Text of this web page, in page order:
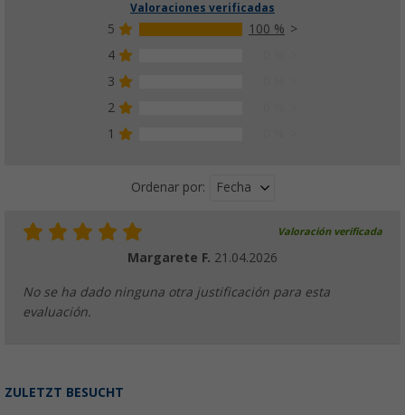
Valoraciones verificadas
5
100 %
4
3
2
1
Ordenar por: Fecha
Valoración verificada
Margarete F. 21.04.2026
No se ha dado ninguna otra justificación para esta
evaluación.
ZULETZT BESUCHT